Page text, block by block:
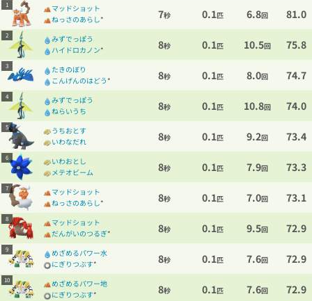
1
マッドショット
ねっさのあらし* 7秒 0.1匹 6.8回 81.0
2
みずでっぽう
ハイドロカノン* 8秒 0.1匹 10.5回 75.8
3
たきのぼり
こんげんのはどう* 8秒 0.1匹 8.0回 74.7
4
みずでっぽう
ねらいうち
8秒 0.1匹 10.8回 74.0
5
うちおとす
いわなだれ
8秒 0.1匹 9.2回 73.4
6
いわおとし
メテオビーム
8秒 0.1匹 7.9回 73.3
7
マッドショット
ねっさのあらし* 8秒 0.1匹 7.0回 73.1
8
マッドショット
だんがいのつるぎ* 8秒 0.1匹 9.5回 72.9
9
めざめるパワー水
にぎりつぶす* 8秒 0.1匹 7.6回 72.9
10
めざめるパワー地
にぎりつぶす* 8秒 0.1匹 7.6回 72.9